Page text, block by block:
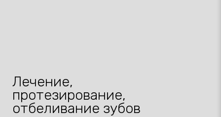
Лечение,
протезирование,
отбеливание зубов